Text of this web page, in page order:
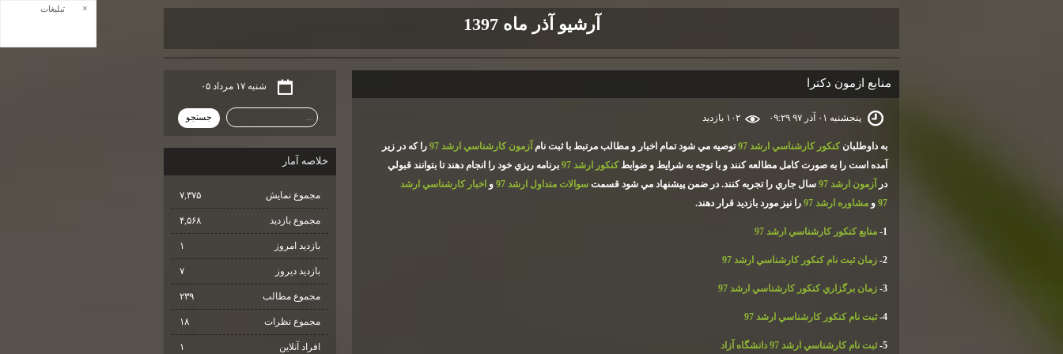
آرشیو آذر ماه 1397
منابع ازمون دكترا
پنجشنبه ۰۱ آذر ۹۷ ۰۹:۲۹
به داوطلبان كنكور كارشناسي ارشد 97 توصيه مي شود تمام اخبار و مطالب مرتبط با ثبت نام آزمون كارشناسي ارشد 97
را كه در زير
آمده است را به صورت كامل مطالعه كنند و با توجه به شرايط و ضوابط كنكور ارشد 97
برنامه ريزي خود را انجام دهند تا بتوانند قبولي
در
آزمون ارشد 97 سال جاري را تجربه كنند. در ضمن پيشنهاد مي شود قسمت سوالات متداول ارشد 97 و اخبار كارشناسي ارشد
97 و مشاوره ارشد 97 را نيز مورد بازديد قرار دهند.
1- منابع كنكور كارشناسي ارشد 97
2- زمان ثبت نام كنكور كارشناسي ارشد 97
3- زمان برگزاري كنكور كارشناسي ارشد 97
4- ثبت نام كنكور كارشناسي ارشد 97
5- ثبت نام كارشناسي ارشد 97 دانشگاه آزاد
شنبه ۱۷ مرداد ۰۵
خلاصه آمار
مجموع نمایش‌ ۷,۳۷۵
مجموع بازدید ۴,۵۶۸
بازدید امروز ۱
بازدید دیروز ۷
مجموع مطالب ۲۳۹
مجموع نظرات ۱۸
افراد آنلاین ۱
تبلیغات ×